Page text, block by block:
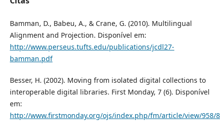
Bamman, D., Babeu, A., & Crane, G. (2010). Multilingual
Alignment and Projection. Disponível em:
http://www.perseus.tufts.edu/publications/jcdl27-
bamman.pdf
Besser, H. (2002). Moving from isolated digital collections to
interoperable digital libraries. First Monday, 7 (6). Disponível
em:
http://www.firstmonday.org/ojs/index.php/fm/article/view/958/